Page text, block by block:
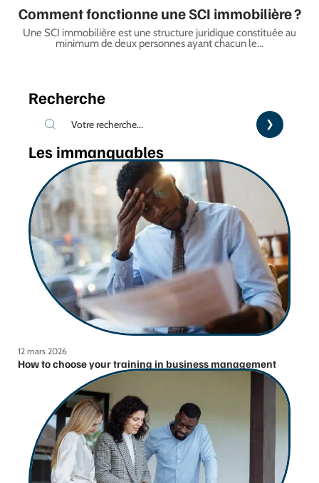
Comment fonctionne une SCI immobilière ?
Une SCI immobilière est une structure juridique constituée au
minimum de deux personnes ayant chacun le…
Recherche
Les immanquables
12 mars 2026
How to choose your training in business management